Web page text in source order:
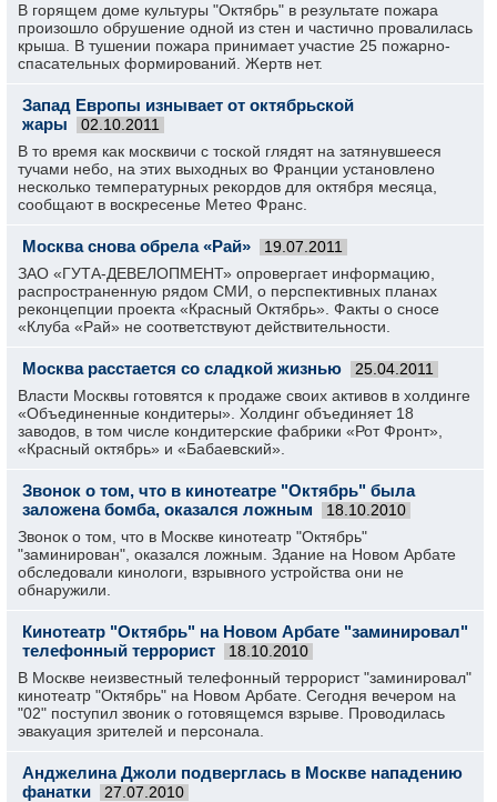
В горящем доме культуры "Октябрь" в результате пожара
произошло обрушение одной из стен и частично провалилась
крыша. В тушении пожара принимает участие 25 пожарно-
спасательных формирований. Жертв нет.
Запад Европы изнывает от октябрьской
жары
02.10.2011
В то время как москвичи с тоской глядят на затянувшееся
тучами небо, на этих выходных во Франции установлено
несколько температурных рекордов для октября месяца,
сообщают в воскресенье Метео Франс.
Москва снова обрела «Рай» 19.07.2011
ЗАО «ГУТА-ДЕВЕЛОПМЕНТ» опровергает информацию,
распространенную рядом СМИ, о перспективных планах
реконцепции проекта «Красный Октябрь». Факты о сносе
«Клуба «Рай» не соответствуют действительности.
Москва расстается со сладкой жизнью 25.04.2011
Власти Москвы готовятся к продаже своих активов в холдинге
«Объединенные кондитеры». Холдинг объединяет 18
заводов, в том числе кондитерские фабрики «Рот Фронт»,
«Красный октябрь» и «Бабаевский».
Звонок о том, что в кинотеатре "Октябрь" была
заложена бомба, оказался ложным
18.10.2010
Звонок о том, что в Москве кинотеатр "Октябрь"
"заминирован", оказался ложным. Здание на Новом Арбате
обследовали кинологи, взрывного устройства они не
обнаружили.
Кинотеатр "Октябрь" на Новом Арбате "заминировал"
телефонный террорист
18.10.2010
В Москве неизвестный телефонный террорист "заминировал"
кинотеатр "Октябрь" на Новом Арбате. Сегодня вечером на
"02" поступил звоник о готовящемся взрыве. Проводилась
эвакуация зрителей и персонала.
Анджелина Джоли подверглась в Москве нападению
фанатки
27.07.2010